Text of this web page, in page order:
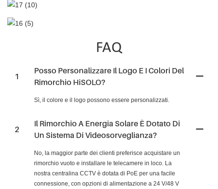
FAQ
1
Posso Personalizzare Il Logo E I Colori Del
Rimorchio HiSOLO?
Sì, il colore e il logo possono essere personalizzati.
2
Il Rimorchio A Energia Solare È Dotato Di
Un Sistema Di Videosorveglianza?
No, la maggior parte dei clienti preferisce acquistare un
rimorchio vuoto e installare le telecamere in loco. La
nostra centralina CCTV è dotata di PoE per una facile
connessione, con opzioni di alimentazione a 24 V/48 V